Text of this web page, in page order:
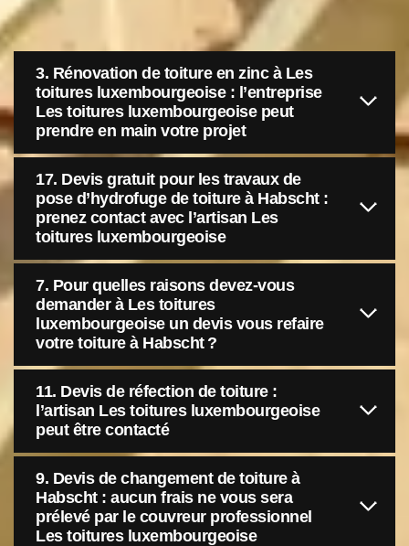
3. Rénovation de toiture en zinc à Les
toitures luxembourgeoise : l’entreprise
Les toitures luxembourgeoise peut
prendre en main votre projet
17. Devis gratuit pour les travaux de
pose d’hydrofuge de toiture à Habscht :
prenez contact avec l’artisan Les
toitures luxembourgeoise
7. Pour quelles raisons devez-vous
demander à Les toitures
luxembourgeoise un devis vous refaire
votre toiture à Habscht ?
11. Devis de réfection de toiture :
l’artisan Les toitures luxembourgeoise
peut être contacté
9. Devis de changement de toiture à
Habscht : aucun frais ne vous sera
prélevé par le couvreur professionnel
Les toitures luxembourgeoise